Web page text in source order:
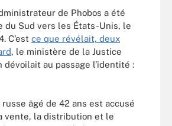
de Phobos a été
du Sud vers les États-Unis, le
C’est ce que révélait, deux
, le ministère de la Justice
dévoilait au passage l’identité :
âgé de 42 ans est accusé
vente, la distribution et le